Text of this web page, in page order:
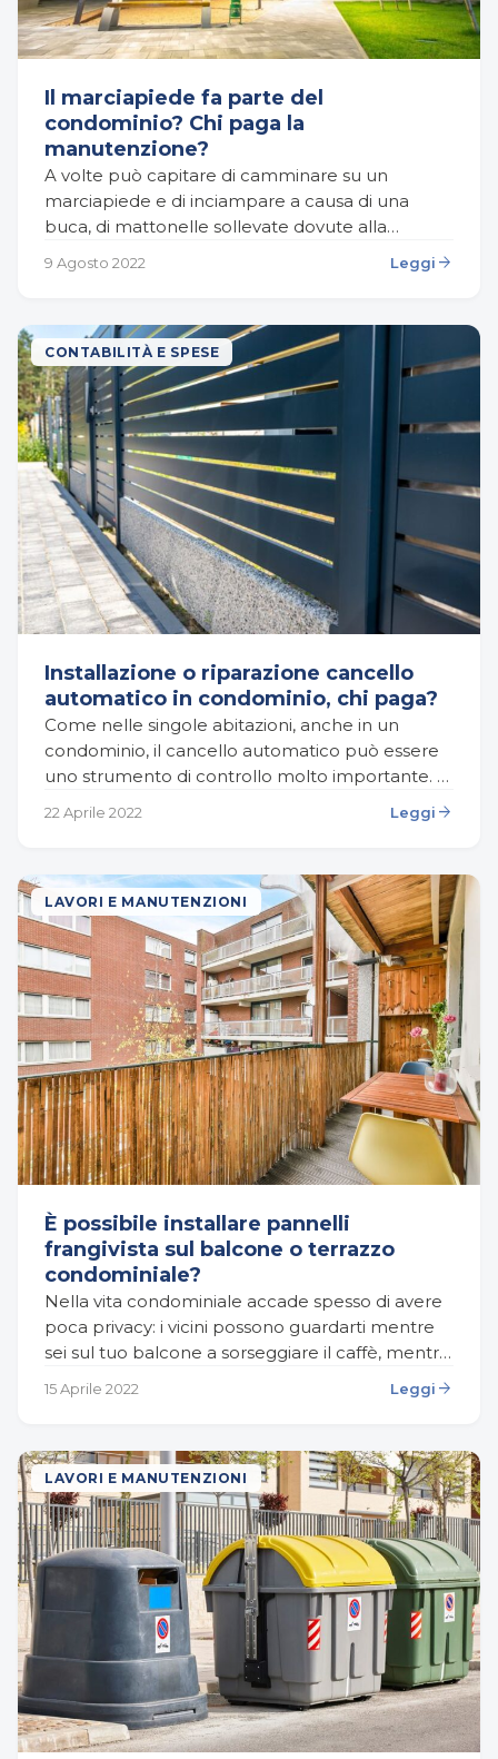
Il marciapiede fa parte del
condominio? Chi paga la
manutenzione?
A volte può capitare di camminare su un
marciapiede e di inciampare a causa di una
buca, di mattonelle sollevate dovute alla
giornate invernali,…
9 Agosto 2022 Leggi arrow_forward
CONTABILITÀ E SPESE
Installazione o riparazione cancello
automatico in condominio, chi paga?
Come nelle singole abitazioni, anche in un
condominio, il cancello automatico può essere
uno strumento di controllo molto importante.
Esso permette di garantire maggiore sicurezza a
tutti coloro che abitano…
22 Aprile 2022 Leggi arrow_forward
LAVORI E MANUTENZIONI
È possibile installare pannelli
frangivista sul balcone o terrazzo
condominiale?
Nella vita condominiale accade spesso di avere
poca privacy: i vicini possono guardarti mentre
sei sul tuo balcone a sorseggiare il caffè, mentre
leggi o godi il sole durante le…
15 Aprile 2022 Leggi arrow_forward
LAVORI E MANUTENZIONI